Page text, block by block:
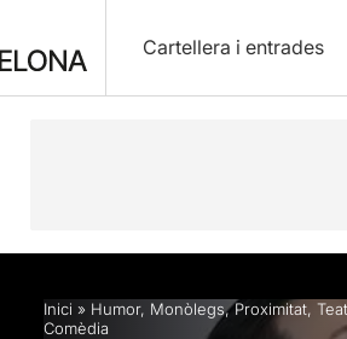
Cartellera i entrades
Descripció Fitxa artística Fotos i
Inici » Humor, Monòlegs,Proximitat,
Comèdia